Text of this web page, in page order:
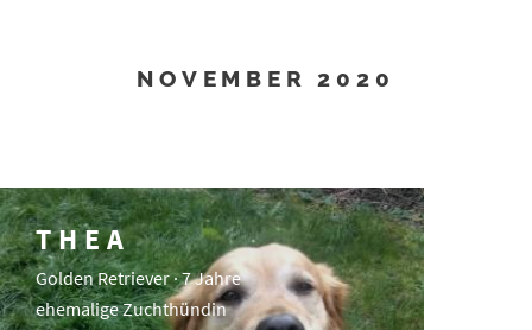
NOVEMBER 2020
THEA
Golden Retriever · 7 Jahre
ehemalige Zuchthündin